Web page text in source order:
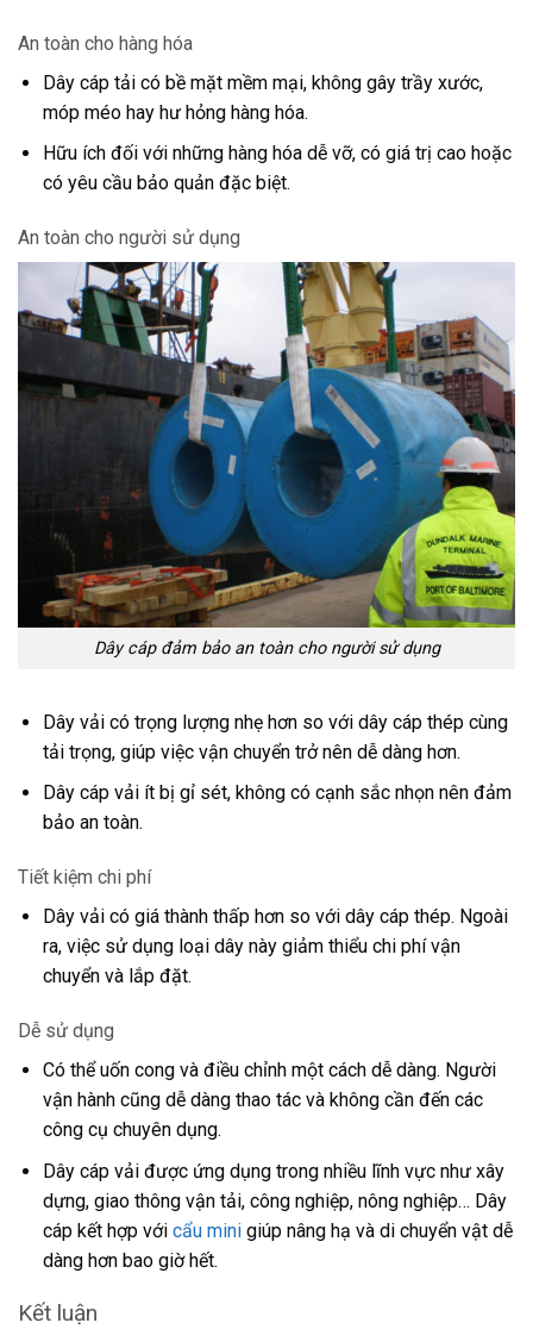
An toàn cho hàng hóa
Dây cáp tải có bề mặt mềm mại, không gây trầy xước,
móp méo hay hư hỏng hàng hóa.
Hữu ích đối với những hàng hóa dễ vỡ, có giá trị cao hoặc
có yêu cầu bảo quản đặc biệt.
An toàn cho người sử dụng
Dây cáp đảm bảo an toàn cho người sử dụng
Dây vải có trọng lượng nhẹ hơn so với dây cáp thép cùng
tải trọng, giúp việc vận chuyển trở nên dễ dàng hơn.
Dây cáp vải ít bị gỉ sét, không có cạnh sắc nhọn nên đảm
bảo an toàn.
Tiết kiệm chi phí
Dây vải có giá thành thấp hơn so với dây cáp thép. Ngoài
ra, việc sử dụng loại dây này giảm thiểu chi phí vận
chuyển và lắp đặt.
Dễ sử dụng
Có thể uốn cong và điều chỉnh một cách dễ dàng. Người
vận hành cũng dễ dàng thao tác và không cần đến các
công cụ chuyên dụng.
Dây cáp vải được ứng dụng trong nhiều lĩnh vực như xây
dựng, giao thông vận tải, công nghiệp, nông nghiệp… Dây
cáp kết hợp với cẩu minigiúp nâng hạ và di chuyển vật dễ
dàng hơn bao giờ hết.
Kết luận